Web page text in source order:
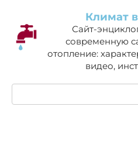
контенту
Климат
Сайт-
современную
отопление:
видео,
Поиск: